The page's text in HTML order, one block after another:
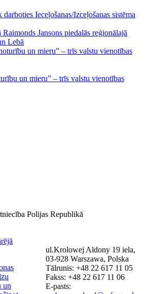
Ieceļošanas/Izceļošanas sistēma
Jansons piedalās reģionālajā
Lebā
un mieru” – trīs valstu vienotības
Polijas Republikā
un
ul.Krolowej Aldony 19 iela,
03-928 Warszawa, Polska
Tālrunis: +48 22 617 11 05
Fakss: +48 22 617 11 06
E-pasts: